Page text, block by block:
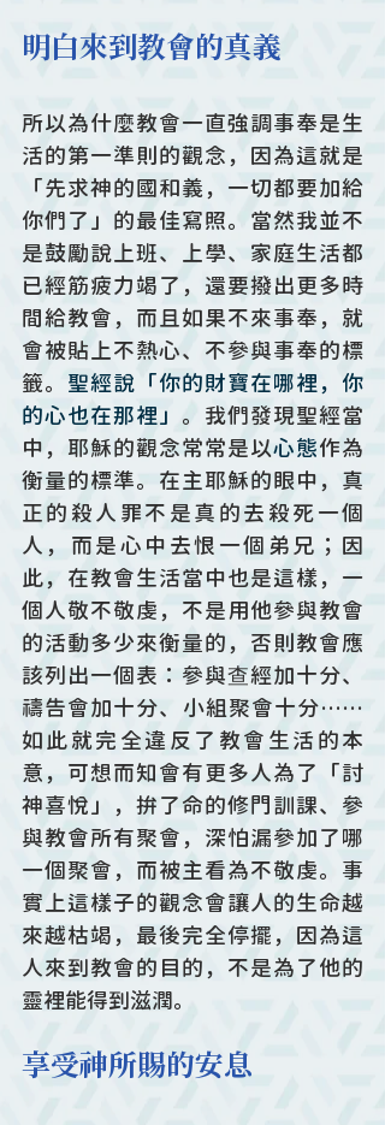
明白來到教會的真義
所以為什麼教會一直強調事奉是生
活的第一準則的觀念，因為這就是
「先求神的國和義，一切都要加給
你們了」的最佳寫照。當然我並不
是鼓勵說上班、上學、家庭生活都
已經筋疲力竭了，還要撥出更多時
間給教會，而且如果不來事奉，就
會被貼上不熱心、不參與事奉的標
籤。 聖經說「你的財寶在哪裡，你
的心也在那裡」 。我們發現聖經當
中，耶穌的觀念常常是以心態作為
衡量的標準。在主耶穌的眼中，真
正的殺人罪不是真的去殺死一個
人，而是心中去恨一個弟兄；因
此，在教會生活當中也是這樣，一
個人敬不敬虔，不是用他參與教會
的活動多少來衡量的，否則教會應
該列出一個表：參與查經加十分、
禱告會加十分、小組聚會十分……
如此就完全違反了教會生活的本
意，可想而知會有更多人為了「討
神喜悅」，拚了命的修門訓課、參
與教會所有聚會，深怕漏參加了哪
一個聚會，而被主看為不敬虔。事
實上這樣子的觀念會讓人的生命越
來越枯竭，最後完全停擺，因為這
人來到教會的目的，不是為了他的
靈裡能得到滋潤。
享受神所賜的安息